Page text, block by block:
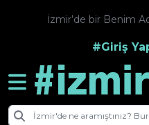
İzmir’de bir Benim
#Giriş